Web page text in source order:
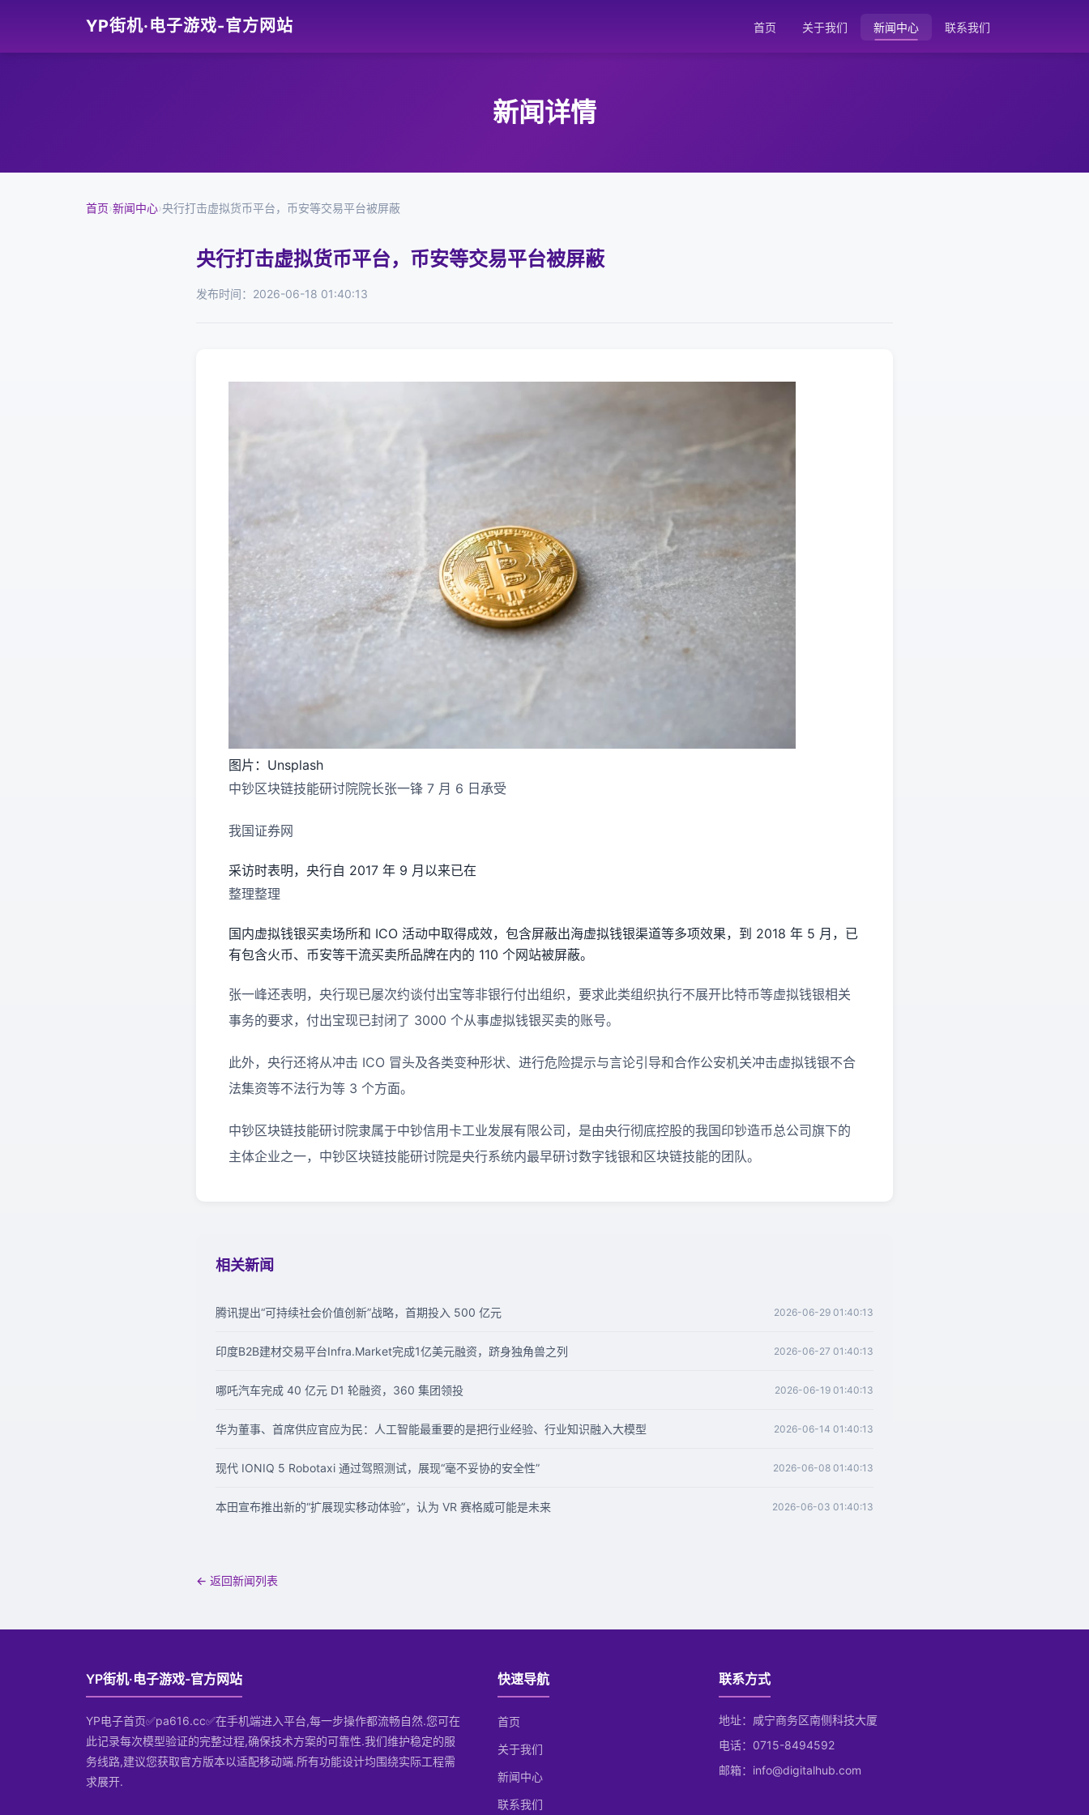
YP街机·电子游戏-官方网站 首页 关于我们 新闻中心 联系我们
新闻详情
首页›新闻中心›央行打击虚拟货币平台，币安等交易平台被屏蔽
央行打击虚拟货币平台，币安等交易平台被屏蔽
发布时间：2026-06-18 01:40:13
图片：Unsplash
中钞区块链技能研讨院院长张一锋 7 月 6 日承受
我国证券网
采访时表明，央行自 2017 年 9 月以来已在
整理整理
国内虚拟钱银买卖场所和 ICO 活动中取得成效，包含屏蔽出海虚拟钱银渠道等多项效果，到 2018 年 5 月，已
有包含火币、币安等干流买卖所品牌在内的 110 个网站被屏蔽。
张一峰还表明，央行现已屡次约谈付出宝等非银行付出组织，要求此类组织执行不展开比特币等虚拟钱银相关
事务的要求，付出宝现已封闭了 3000 个从事虚拟钱银买卖的账号。
此外，央行还将从冲击 ICO 冒头及各类变种形状、进行危险提示与言论引导和合作公安机关冲击虚拟钱银不合
法集资等不法行为等 3 个方面。
中钞区块链技能研讨院隶属于中钞信用卡工业发展有限公司，是由央行彻底控股的我国印钞造币总公司旗下的
主体企业之一，中钞区块链技能研讨院是央行系统内最早研讨数字钱银和区块链技能的团队。
相关新闻
腾讯提出“可持续社会价值创新”战略，首期投入 500 亿元 2026-06-29 01:40:13
印度B2B建材交易平台Infra.Market完成1亿美元融资，跻身独角兽之列 2026-06-27 01:40:13
哪吒汽车完成 40 亿元 D1 轮融资，360 集团领投 2026-06-19 01:40:13
华为董事、首席供应官应为民：人工智能最重要的是把行业经验、行业知识融入大模型 2026-06-14 01:40:13
现代 IONIQ 5 Robotaxi 通过驾照测试，展现“毫不妥协的安全性” 2026-06-08 01:40:13
本田宣布推出新的“扩展现实移动体验”，认为 VR 赛格威可能是未来 2026-06-03 01:40:13
← 返回新闻列表
YP街机·电子游戏-官方网站
YP电子首页✅pa616.cc✅在手机端进入平台,每一步操作都流畅自然.您可在
此记录每次模型验证的完整过程,确保技术方案的可靠性.我们维护稳定的服
务线路,建议您获取官方版本以适配移动端.所有功能设计均围绕实际工程需
求展开.
快速导航
首页
关于我们
新闻中心
联系我们
联系方式
地址：咸宁商务区南侧科技大厦
电话：0715-8494592
邮箱：info@digitalhub.com